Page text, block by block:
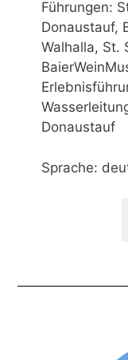
Führungen:
Donaustauf,
Walhalla, St.
Donaustauf
Sprache: